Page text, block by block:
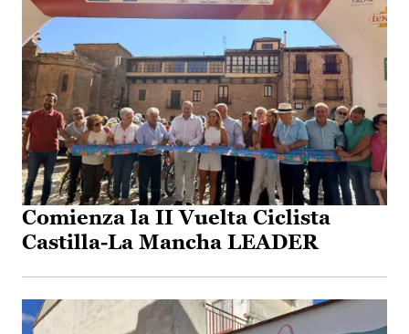
Comienza la II Vuelta Ciclista
Castilla-La Mancha LEADER